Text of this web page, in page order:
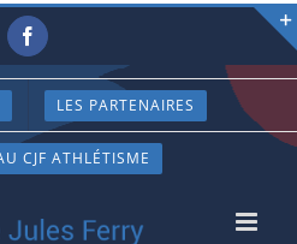
Facebook
LES PARTENAIRES
CJF ATHLÉTISME